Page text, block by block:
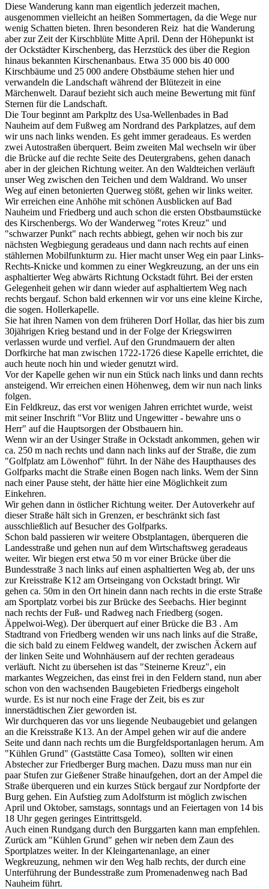
Diese Wanderung kann man eigentlich jederzeit machen,
ausgenommen vielleicht an heißen Sommertagen, da die Wege nur
wenig Schatten bieten. Ihren besonderen Reiz hat die Wanderung
aber zur Zeit der Kirschblüte Mitte April. Denn der Höhepunkt ist
der Ockstädter Kirschenberg, das Herzstück des über die Region
hinaus bekannten Kirschenanbaus. Etwa 35 000 bis 40 000
Kirschbäume und 25 000 andere Obstbäume stehen hier und
verwandeln die Landschaft während der Blütezeit in eine
Märchenwelt. Darauf bezieht sich auch meine Bewertung mit fünf
Sternen für die Landschaft.
Die Tour beginnt am Parkpltz des Usa-Wellenbades in Bad
Nauheim auf dem Fußweg am Nordrand des Parkplatzes, auf dem
wir uns nach links wenden. Es geht immer geradeaus. Es werden
zwei Autostraßen überquert. Beim zweiten Mal wechseln wir über
die Brücke auf die rechte Seite des Deutergrabens, gehen danach
aber in der gleichen Richtung weiter. An den Waldteichen verläuft
unser Weg zwischen den Teichen und dem Waldrand. Wo unser
Weg auf einen betonierten Querweg stößt, gehen wir links weiter.
Wir erreichen eine Anhöhe mit schönen Ausblicken auf Bad
Nauheim und Friedberg und auch schon die ersten Obstbaumstücke
des Kirschenbergs. Wo der Wanderweg "rotes Kreuz" und
"schwarzer Punkt" nach rechts abbiegt, gehen wir noch bis zur
nächsten Wegbiegung geradeaus und dann nach rechts auf einen
stählernen Mobilfunkturm zu. Hier macht unser Weg ein paar Links-
Rechts-Knicke und kommen zu einer Wegkreuzung, an der uns ein
asphaltierter Weg abwärts Richtung Ockstadt führt. Bei der ersten
Gelegenheit gehen wir dann wieder auf asphaltiertem Weg nach
rechts bergauf. Schon bald erkennen wir vor uns eine kleine Kirche,
die sogen. Hollerkapelle.
Sie hat ihren Namen von dem früheren Dorf Hollar, das hier bis zum
30jährigen Krieg bestand und in der Folge der Kriegswirren
verlassen wurde und verfiel. Auf den Grundmauern der alten
Dorfkirche hat man zwischen 1722-1726 diese Kapelle errichtet, die
auch heute noch hin und wieder genutzt wird.
Vor der Kapelle gehen wir nun ein Stück nach links und dann rechts
ansteigend. Wir erreichen einen Höhenweg, dem wir nun nach links
folgen.
Ein Feldkreuz, das erst vor wenigen Jahren errichtet wurde, weist
mit seiner Inschrift "Vor Blitz und Ungewitter - bewahre uns o
Herr" auf die Hauptsorgen der Obstbauern hin.
Wenn wir an der Usinger Straße in Ockstadt ankommen, gehen wir
ca. 250 m nach rechts und dann nach links auf der Straße, die zum
"Golfplatz am Löwenhof" führt. In der Nähe des Haupthauses des
Golfparks macht die Straße einen Bogen nach links. Wem der Sinn
nach einer Pause steht, der hätte hier eine Möglichkeit zum
Einkehren.
Wir gehen dann in östlicher Richtung weiter. Der Autoverkehr auf
dieser Straße hält sich in Grenzen, er beschränkt sich fast
ausschließlich auf Besucher des Golfparks.
Schon bald passieren wir weitere Obstplantagen, überqueren die
Landesstraße und gehen nun auf dem Wirtschaftsweg geradeaus
weiter. Wir biegen erst etwa 50 m vor einer Brücke über die
Bundesstraße 3 nach links auf einen asphaltierten Weg ab, der uns
zur Kreisstraße K12 am Ortseingang von Ockstadt bringt. Wir
gehen ca. 50m in den Ort hinein dann nach rechts in die erste Straße
am Sportplatz vorbei bis zur Brücke des Seebachs. Hier beginnt
nach rechts der Fuß- und Radweg nach Friedberg (sogen.
Äppelwoi-Weg). Der überquert auf einer Brücke die B3 . Am
Stadtrand von Friedberg wenden wir uns nach links auf die Straße,
die sich bald zu einem Feldweg wandelt, der zwischen Äckern auf
der linken Seite und Wohnhäusern auf der rechten geradeaus
verläuft. Nicht zu übersehen ist das "Steinerne Kreuz", ein
markantes Wegzeichen, das einst frei in den Feldern stand, nun aber
schon von den wachsenden Baugebieten Friedbergs eingeholt
wurde. Es ist nur noch eine Frage der Zeit, bis es zur
innerstädtischen Zier geworden ist.
Wir durchqueren das vor uns liegende Neubaugebiet und gelangen
an die Kreisstraße K13. An der Ampel gehen wir auf die andere
Seite und dann nach rechts um die Burgfeldsportanlagen herum. Am
"Kühlen Grund" (Gaststätte Casa Tomeo), sollten wir einen
Abstecher zur Friedberger Burg machen. Dazu muss man nur ein
paar Stufen zur Gießener Straße hinaufgehen, dort an der Ampel die
Straße überqueren und ein kurzes Stück bergauf zur Nordpforte der
Burg gehen. Ein Aufstieg zum Adolfsturm ist möglich zwischen
April und Oktober, samstags, sonntags und an Feiertagen von 14 bis
18 Uhr gegen geringes Eintrittsgeld.
Auch einen Rundgang durch den Burggarten kann man empfehlen.
Zurück am "Kühlen Grund" gehen wir neben dem Zaun des
Sportplatzes weiter. In der Kleingartenanlage, an einer
Wegkreuzung, nehmen wir den Weg halb rechts, der durch eine
Unterführung der Bundesstraße zum Promenadenweg nach Bad
Nauheim führt.